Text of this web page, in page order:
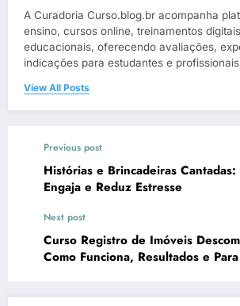
A Curadoria Curso.blog.br acompanha
ensino, cursos online, treinamentos
educacionais, oferecendo avaliações,
indicações para estudantes e
View All Posts
Previous post
Histórias e Brincadeiras Cantadas:
Engaja e Reduz Estresse
Next post
Curso Registro de Imóveis
Como Funciona, Resultados e